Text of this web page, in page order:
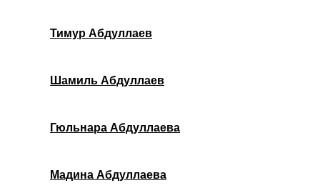
Тимур Абдуллаев
Шамиль Абдуллаев
Гюльнара Абдуллаева
Мадина Абдуллаева